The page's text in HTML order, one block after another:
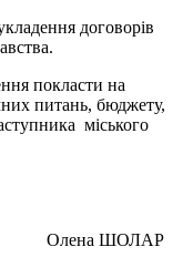
договорів
покласти на
питань, бюджету,
міського